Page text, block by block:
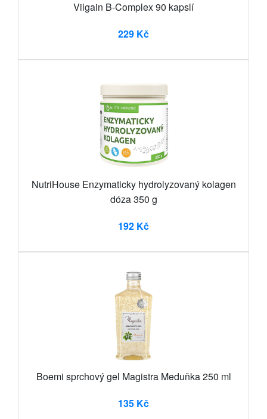
Vilgain B-Complex 90 kapslí
229 Kč
NutriHouse Enzymaticky hydrolyzovaný kolagen
dóza 350 g
192 Kč
Boemi sprchový gel Magistra Meduňka 250 ml
135 Kč